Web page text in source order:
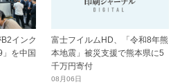
インク
を中国
富士フイルムHD、「令和8年熊
本地震」被災支援で熊本県に5
千万円寄付
08月06日